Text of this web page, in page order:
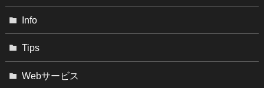
Info
Tips
Webサービス